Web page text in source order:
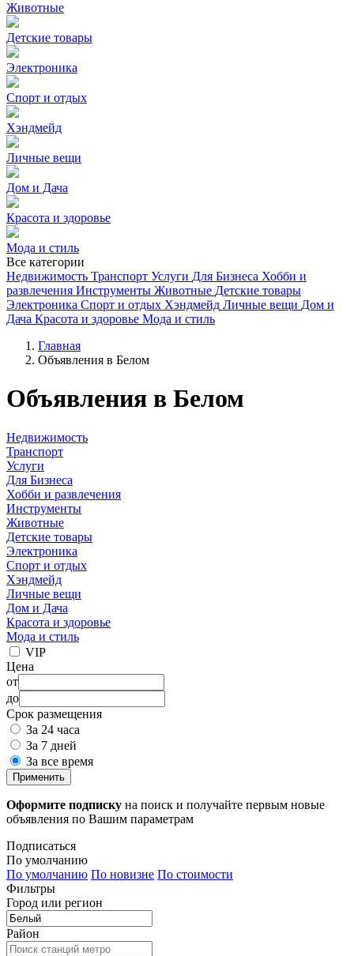
Животные
Детские товары
Электроника
Спорт и отдых
Хэндмейд
Личные вещи
Дом и Дача
Красота и здоровье
Мода и стиль
Все категории
Недвижимость Транспорт Услуги Для Бизнеса Хобби и
развлечения Инструменты Животные Детские товары
Электроника Спорт и отдых Хэндмейд Личные вещи Дом и
Дача Красота и здоровье Мода и стиль
Главная
Объявления в Белом
Объявления в Белом
Недвижимость
Транспорт
Услуги
Для Бизнеса
Хобби и развлечения
Инструменты
Животные
Детские товары
Электроника
Спорт и отдых
Хэндмейд
Личные вещи
Дом и Дача
Красота и здоровье
Мода и стиль
VIP
Цена
от
до
Срок размещения
За 24 часа
За 7 дней
За все время
Применить
Оформите подписку на поиск и получайте первым новые
объявления по Вашим параметрам
Подписаться
По умолчанию
По умолчанию По новизне По стоимости
Фильтры
Город или регион
Район